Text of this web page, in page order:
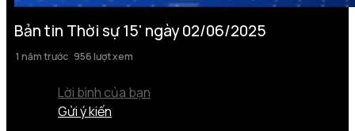
Bản tin Thời sự 15' ngày 02/06/2025
1 năm trước 956 lượt xem
Lời bình của bạn
Gửi ý kiến